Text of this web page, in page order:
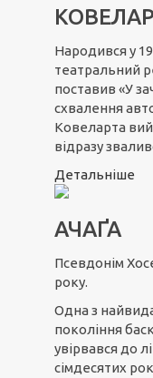
Народився у
театральний
поставив «У
схвалення
Ковеларта
відразу
Детальніше
АЧАҐА
Псевдонім
року.
Одна з
покоління
увірвався до
сімдесятих